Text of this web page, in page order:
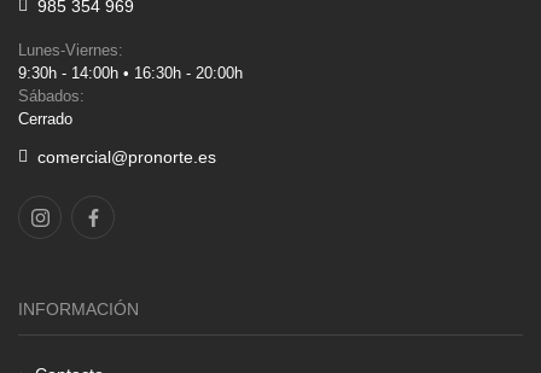
985 354 969
Lunes-Viernes:
9:30h - 14:00h • 16:30h - 20:00h
Sábados:
Cerrado
comercial@pronorte.es
INFORMACIÓN